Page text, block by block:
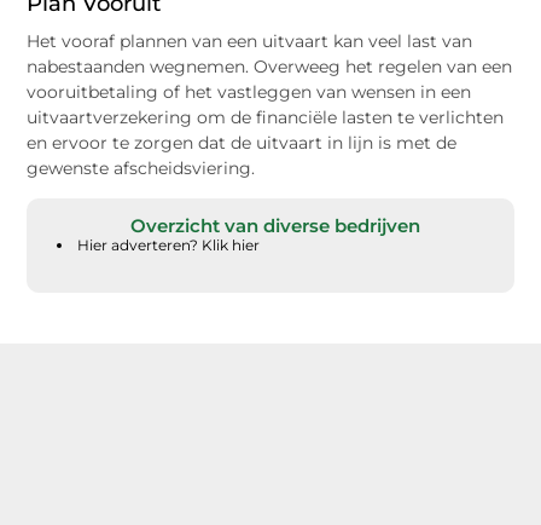
Het vooraf plannen van een uitvaart kan veel last van
nabestaanden wegnemen. Overweeg het regelen van een
vooruitbetaling of het vastleggen van wensen in een
uitvaartverzekering om de financiële lasten te verlichten
en ervoor te zorgen dat de uitvaart in lijn is met de
gewenste afscheidsviering.
Overzicht van diverse bedrijven
Hier adverteren? Klik hier